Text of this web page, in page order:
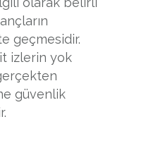
geçmesidir.
izlerin yok
güvenlik